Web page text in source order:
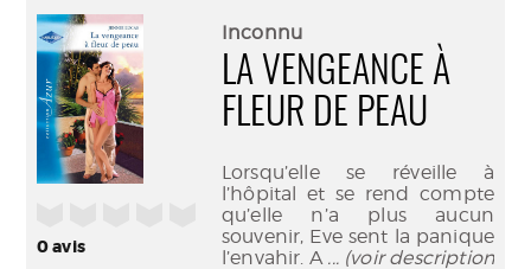
0avis
Inconnu
LA VENGEANCE À
FLEUR DE PEAU
Lorsqu’elle se réveille à
l’hôpital et se rend compte
qu’elle n’a plus aucun
souvenir, Eve sent la panique
l’envahir. A ... (voir description